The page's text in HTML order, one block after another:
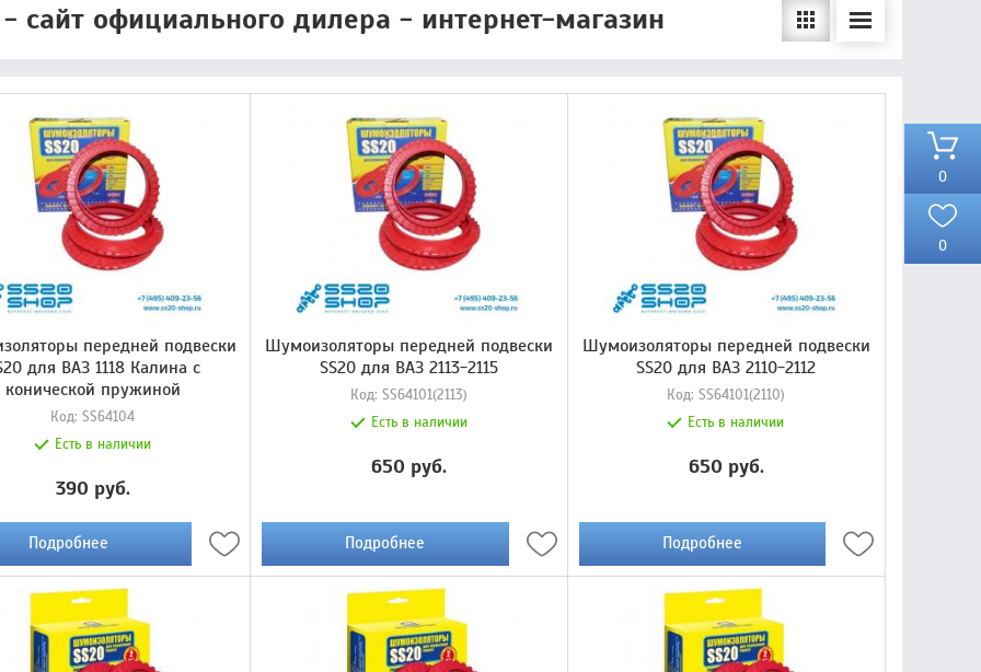
0
0
- сайт официального дилера - интернет-магазин
передней подвески
для ВАЗ 1118 Калина с
конической пружиной
Код:SS64104
Есть в наличии
390 руб.
Подробнее
Шумоизоляторы передней подвески
SS20 для ВАЗ 2113-2115
Код:SS64101(2113)
Есть в наличии
650 руб.
Подробнее
Шумоизоляторы передней подвески
SS20 для ВАЗ 2110-2112
Код:SS64101(2110)
Есть в наличии
650 руб.
Подробнее